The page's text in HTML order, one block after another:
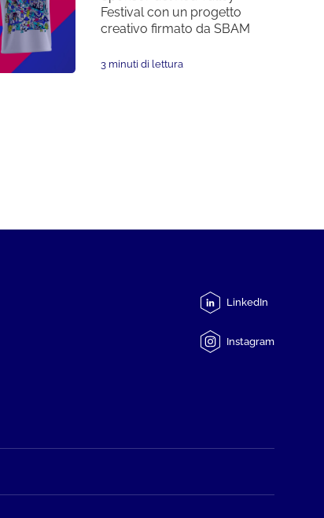
Festival con un progetto
creativo firmato da SBAM
3 minuti di lettura
LinkedIn
Instagram